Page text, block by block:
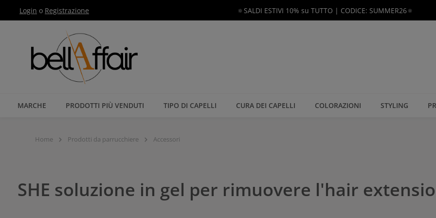
alla navigazione principale
Login o Registrazione 🔅SALDI ESTIVI 10% su TUTTO | CODICE: SUMMER26🔅
MARCHE PRODOTTI PIÙ VENDUTI TIPO DI CAPELLI CURA DEI CAPELLI COLORAZIONI STYLING
Home Prodotti da parrucchiere Accessori
SHE soluzione in gel per rimuovere l'hair